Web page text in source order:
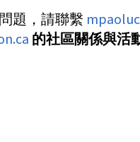
題，請聯繫
的社區關係與活